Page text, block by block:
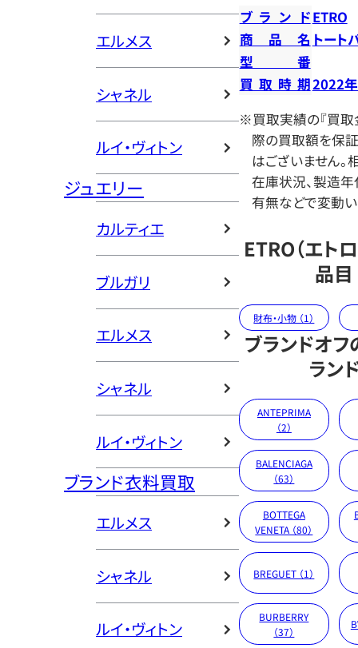
エルメス
シャネル
ルイ・ヴィトン
ジュエリー
カルティエ
ブルガリ
エルメス
シャネル
ルイ・ヴィトン
ブランド衣料買取
エルメス
シャネル
ルイ・ヴィトン
ブランドETRO
商品名 トート
型番
買取時期2022
※買取実績の『買取
際の買取額を保
はございません。
在庫状況、製造年
有無などで変動い
ETRO（エト
品目
財布・小物 （1）
ブランドオ
ラン
ANTEPRIMA
（2）
BALENCIAGA
（63）
BOTTEGA
VENETA （80）
BREGUET （1）
BURBERRY
（37）